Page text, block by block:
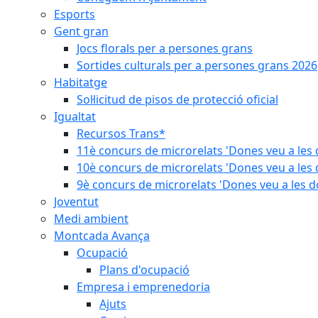
Esports
Gent gran
Jocs florals per a persones grans
Sortides culturals per a persones grans 2026
Habitatge
Sol·licitud de pisos de protecció oficial
Igualtat
Recursos Trans*
11è concurs de microrelats 'Dones veu a les
10è concurs de microrelats 'Dones veu a les
9è concurs de microrelats 'Dones veu a les
Joventut
Medi ambient
Montcada Avança
Ocupació
Plans d'ocupació
Empresa i emprenedoria
Ajuts